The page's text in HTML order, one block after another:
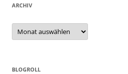
ARCHIV
Archiv
BLOGROLL